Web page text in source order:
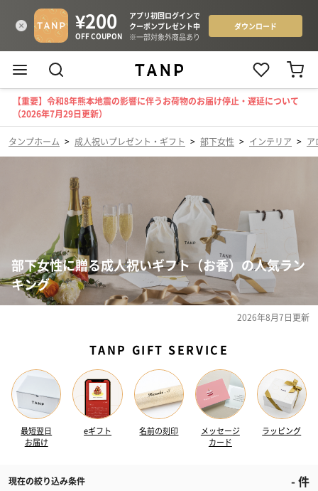
【重要】令和8年熊本地震の影響に伴うお荷物のお届け停止・遅延について
（2026年7月29日更新）
タンプホーム > 成人祝いプレゼント・ギフト > 部下女性 > インテリア > ア
部下女性に贈る成人祝いギフト（お香）の人気ラン
キング
2026年8月7日更新
TANP GIFT SERVICE
最短翌日
お届け
eギフト 名前の刻印
メッセージ
カード
ラッピング
現在の絞り込み条件 -件